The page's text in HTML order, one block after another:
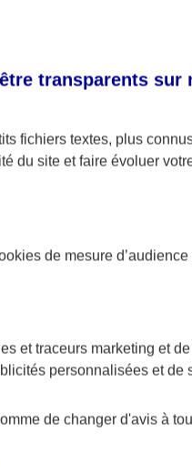
poche !
transparents
fichiers textes, plus
du site et faire évoluer
de mesure
et traceurs marketing et
personnalisées et de
de changer d'avis à